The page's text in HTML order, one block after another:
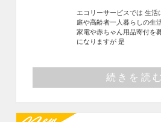
エコリーサービスでは 生活
庭や高齢者一人暮らしの生
家電や赤ちゃん用品寄付を
になりますが 是
続きを読む